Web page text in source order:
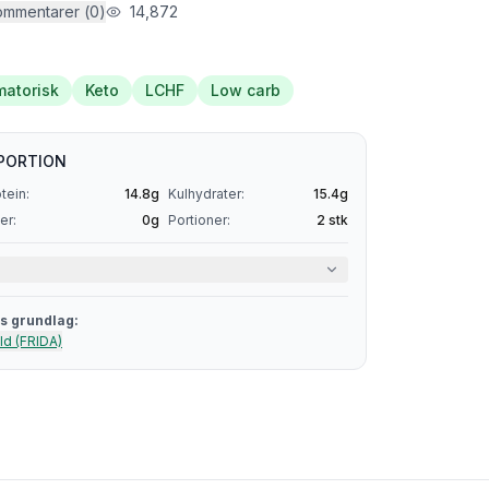
(0) 14,872
Keto LCHF Low carb
14.8g Kulhydrater: 15.4g
0g Portioner: 2 stk
grundlag:
(FRIDA)